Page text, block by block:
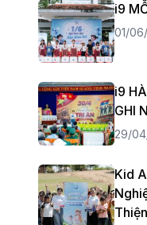
i9
01/
i9
GHI
29/
Kid
Thiện